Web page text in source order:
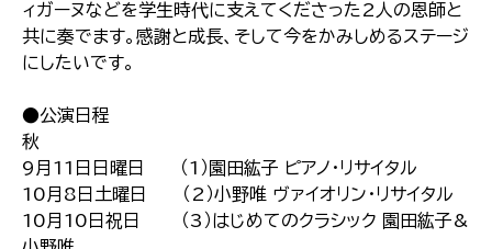
ィガーヌなどを学生時代に支えてくださった2人の恩師と
共に奏でます。感謝と成長、そして今をかみしめるステージ
にしたいです。
●公演日程
秋
9月11日日曜日 （1）園田紘子 ピアノ・リサイタル
10月8日土曜日 （2）小野唯 ヴァイオリン・リサイタル
10月10日祝日 （3）はじめてのクラシック 園田紘子&